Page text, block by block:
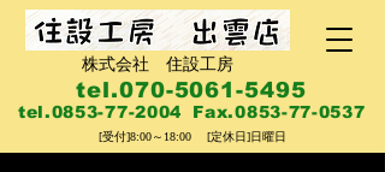
株式会社 住設工房
tel.070-5061-5495
tel.0853-77-2004 Fax.0853-77-0537
​[受付]8:00～18:00 [定休日]日曜日